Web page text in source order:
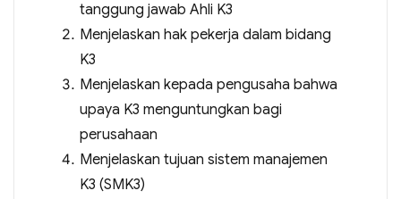
tanggung jawab Ahli K3
Menjelaskan hak pekerja dalam bidang
K3
Menjelaskan kepada pengusaha bahwa
upaya K3 menguntungkan bagi
perusahaan
Menjelaskan tujuan sistem manajemen
K3 (SMK3)